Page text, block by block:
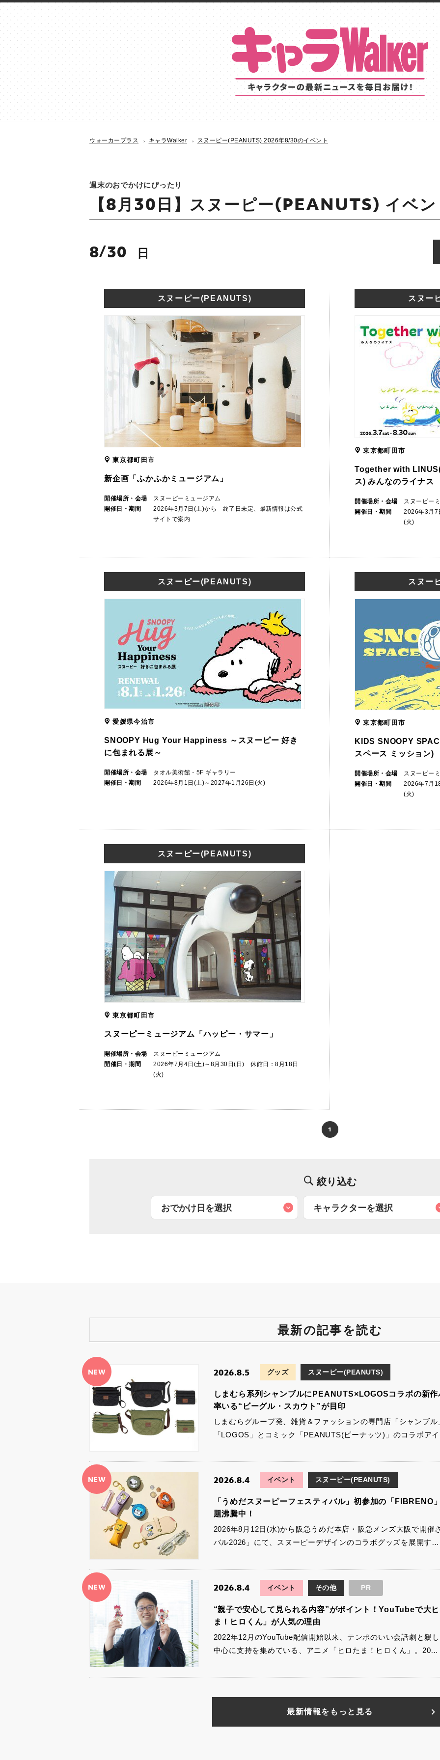
ウォーカープラス キャラWalker スヌーピー(PEANUTS) 2026年8/30のイベント
週末のおでかけにぴったり
【8月30日】スヌーピー(PEANUTS) イベ
8/30 日
スヌーピー(PEANUTS)
東京都町田市
新企画「ふかふかミュージアム」
開催場所・会場
スヌーピーミュージアム
開催日・期間
2026年3月7日(土)から 終了日未定、最新情報は公式
サイトで案内
スヌー
東京都町田市
Together with
ス) みんなのライナス
開催場所・会場
スヌーピー
開催日・期間
2026年3月
(火)
スヌーピー(PEANUTS)
愛媛県今治市
SNOOPY Hug Your Happiness ～スヌーピー 好き
に包まれる展～
開催場所・会場
タオル美術館・5F ギャラリー
開催日・期間
2026年8月1日(土)～2027年1月26日(火)
スヌー
東京都町田市
KIDS SNOOPY
スペース ミッション)
開催場所・会場
スヌーピー
開催日・期間
2026年7月
(火)
スヌーピー(PEANUTS)
東京都町田市
スヌーピーミュージアム「ハッピー・サマー」
開催場所・会場
スヌーピーミュージアム
開催日・期間
2026年7月4日(土)～8月30日(日) 休館日：8月18日
(火)
1
絞り込む
最新の記事を読む
NEW 2026.8.5 グッズ スヌーピー(PEANUTS)
しまむら系列シャンブルにPEANUTS×LOGOSコラボの新
率いる“ビーグル・スカウト”が目印
しまむらグループ発、雑貨＆ファッションの専門店「シャンブ
「LOGOS」とコミック「PEANUTS(ピーナッツ)」のコラボア
NEW 2026.8.4 イベント スヌーピー(PEANUTS)
「うめだスヌーピーフェスティバル」初参加の「
題沸騰中！
2026年8月12日(水)から阪急うめだ本店・阪急メンズ大阪で開催
バル2026」にて、スヌーピーデザインのコラボグッズを展開す…
NEW 2026.8.4 イベント その他 PR
“親子で安心して見られる内容”がポイント！YouTubeで大
ま！ヒロくん」が人気の理由
2022年12月のYouTube配信開始以来、テンポのいい会話劇と親
中心に支持を集めている、アニメ「ヒロたま！ヒロくん」。20…
最新情報をもっと見る